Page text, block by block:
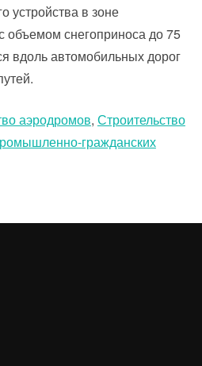
устройства в зоне
объемом снегоприноса до 75
вдоль автомобильных дорог
аэродромов, Строительство
гражданских